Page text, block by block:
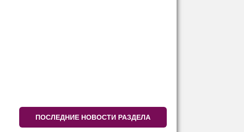
ПОСЛЕДНИЕ НОВОСТИ РАЗДЕЛА